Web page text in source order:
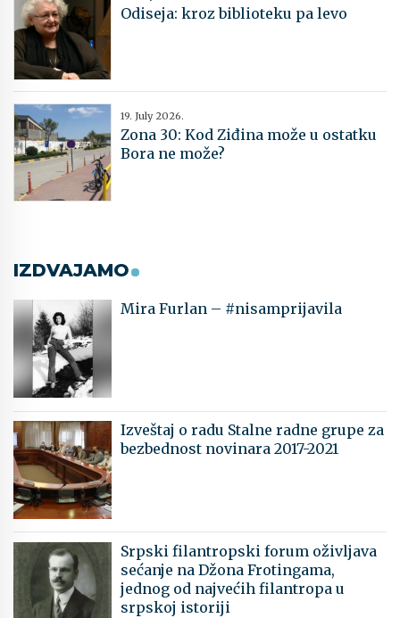
Odiseja: kroz biblioteku pa levo
19. July 2026.
Zona 30: Kod Ziđina može u ostatku
Bora ne može?
IZDVAJAMO
Mira Furlan – #nisamprijavila
Izveštaj o radu Stalne radne grupe za
bezbednost novinara 2017-2021
Srpski filantropski forum oživljava
sećanje na Džona Frotingama,
jednog od najvećih filantropa u
srpskoj istoriji